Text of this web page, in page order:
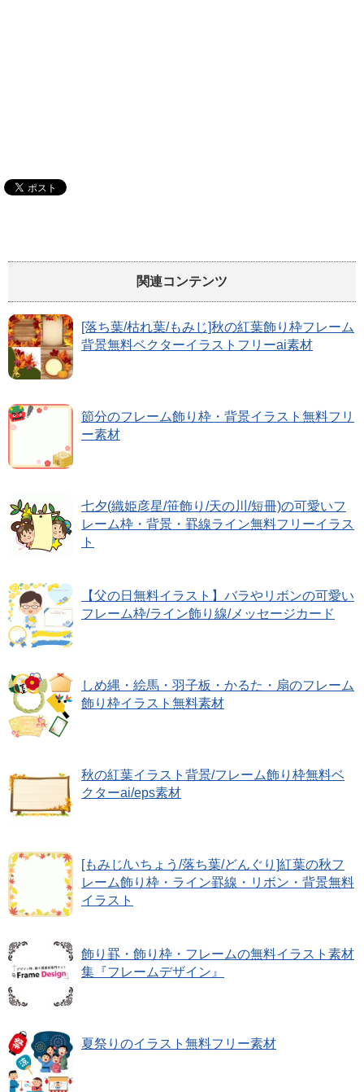
関連コンテンツ
[落ち葉/枯れ葉/もみじ]秋の紅葉飾り枠フレーム
背景無料ベクターイラストフリーai素材
節分のフレーム飾り枠・背景イラスト無料フリ
ー素材
七夕(織姫彦星/笹飾り/天の川/短冊)の可愛いフ
レーム枠・背景・罫線ライン無料フリーイラス
ト
【父の日無料イラスト】バラやリボンの可愛い
フレーム枠/ライン飾り線/メッセージカード
しめ縄・絵馬・羽子板・かるた・扇のフレーム
飾り枠イラスト無料素材
秋の紅葉イラスト背景/フレーム飾り枠無料ベ
クターai/eps素材
[もみじ/いちょう/落ち葉/どんぐり]紅葉の秋フ
レーム飾り枠・ライン罫線・リボン・背景無料
イラスト
飾り罫・飾り枠・フレームの無料イラスト素材
集『フレームデザイン』
夏祭りのイラスト無料フリー素材